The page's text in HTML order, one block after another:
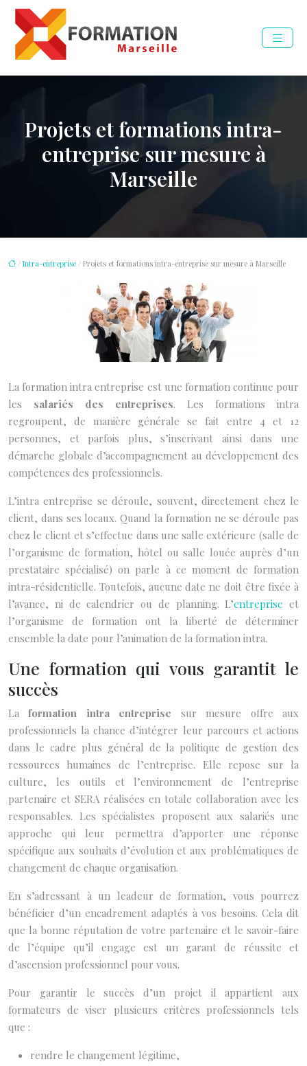
Projets et formations intra-
entreprise sur mesure à
Marseille
/ Intra-entreprise / Projets et formations intra-entreprise sur mesure à Marseille
La formation intra entreprise est une formation continue pour
les salariés des entreprises. Les formations intra
regroupent, de manière générale se fait entre 4 et 12
personnes, et parfois plus, s’inscrivant ainsi dans une
démarche globale d’accompagnement au développement des
compétences des professionnels.
L’intra entreprise se déroule, souvent, directement chez le
client, dans ses locaux. Quand la formation ne se déroule pas
chez le client et s’effectue dans une salle extérieure (salle de
l’organisme de formation, hôtel ou salle louée auprès d’un
prestataire spécialisé) on parle à ce moment de formation
intra-résidentielle. Toutefois, aucune date ne doit être fixée à
l’avance, ni de calendrier ou de planning. L’entreprise et
l’organisme de formation ont la liberté de déterminer
ensemble la date pour l’animation de la formation intra.
Une formation qui vous garantit le
succès
Laformation intra entreprise sur mesure offre aux
professionnels la chance d’intégrer leur parcours et actions
dans le cadre plus général de la politique de gestion des
ressources humaines de l’entreprise. Elle repose sur la
culture, les outils et l’environnement de l’entreprise
partenaire et SERA réalisées en totale collaboration avec les
responsables. Les spécialistes proposent aux salariés une
approche qui leur permettra d’apporter une réponse
spécifique aux souhaits d’évolution et aux problématiques de
changement de chaque organisation.
En s’adressant à un leadeur de formation, vous pourrez
bénéficier d’un encadrement adaptés à vos besoins. Cela dit
que la bonne réputation de votre partenaire et le savoir-faire
de l’équipe qu’il engage est un garant de réussite et
d’ascension professionnel pour vous.
Pour garantir le succès d’un projet il appartient aux
formateurs de viser plusieurs critères professionnels tels
que :
rendre le changement légitime,